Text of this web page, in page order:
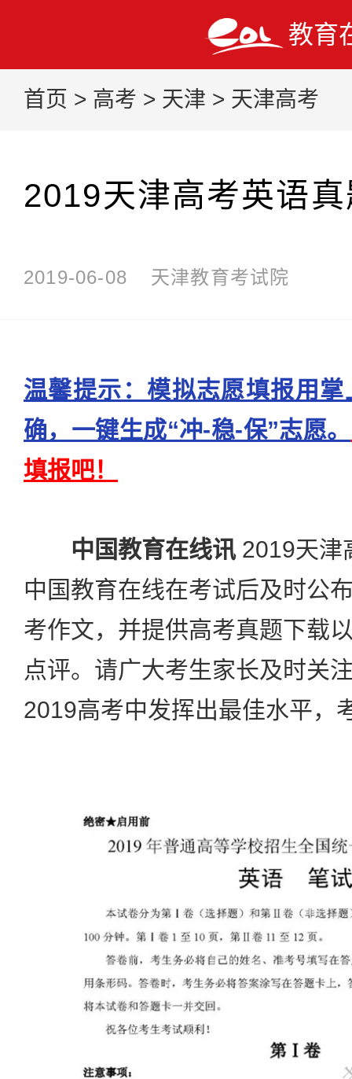
教育
首页 > 高考 > 天津 > 天津高考
2019天津高考英语
2019-06-08 天津教育考试院
温馨提示：模拟志愿填报用
确，一键生成“冲-稳-保”志愿。
填报吧！
中国教育在线讯2019天津
中国教育在线在考试后及时公
考作文，并提供高考真题下载
点评。请广大考生家长及时关
2019高考中发挥出最佳水平，